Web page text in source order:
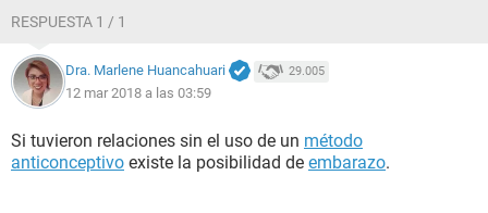
RESPUESTA 1 / 1
Dra. Marlene Huancahuari 29.005
12 mar 2018 a las 03:59
Si tuvieron relaciones sin el uso de un método
anticonceptivo existe la posibilidad de embarazo.